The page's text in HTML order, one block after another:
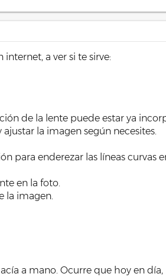
a ver si te sirve:
de la lente puede estar ya
la imagen según necesites.
para enderezar las líneas curvas
en la foto.
la imagen.
a mano. Ocurre que hoy en